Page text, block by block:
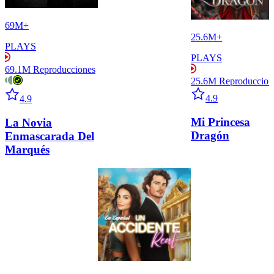
25.6M+
PLAYS
25.6M
4.9
Mi Princesa
Dragón
69M+
PLAYS
69.1M Reproducciones
4.9
La Novia
Enmascarada Del
Marqués